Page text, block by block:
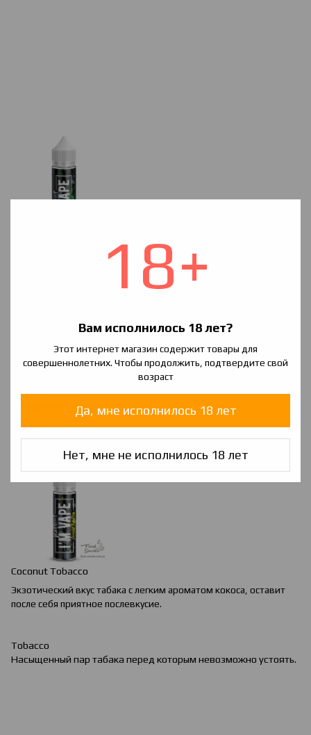
18+
Вам исполнилось 18 лет?
Этот интернет магазин содержит товары для
совершеннолетних. Чтобы продолжить, подтвердите свой
возраст
Да, мне исполнилось 18 лет
Нет, мне не исполнилось 18 лет
Вкус пьянящего абсента позволит ощутить все краски
Orange Tobacco
Мягкий аромат табака с добавлением десертной нотки. Для
любителей оригинального.
Coconut Tobacco
Экзотический вкус табака с легким ароматом кокоса, оставит
после себя приятное послевкусие.
Tobacco
Насыщенный пар табака перед которым невозможно устоять.